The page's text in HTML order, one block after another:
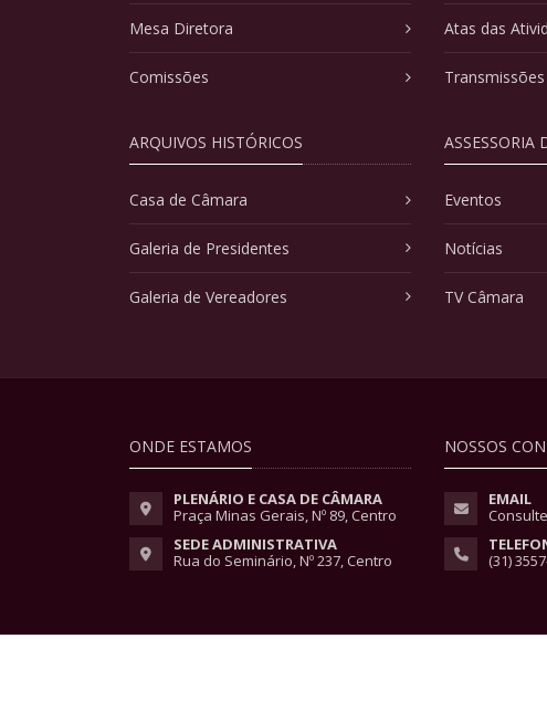
Mesa Diretora
Comissões
ARQUIVOS HISTÓRICOS
Casa de Câmara
Galeria de Presidentes
Galeria de Vereadores
Atas das
ASSESSORIA
Eventos
Notícias
TV Câmara
ONDE ESTAMOS
PLENÁRIO E CASA DE CÂMARA
Praça Minas Gerais, Nº 89, Centro
SEDE ADMINISTRATIVA
Rua do Seminário, Nº 237, Centro
NOSSOS
EMAIL
(31)